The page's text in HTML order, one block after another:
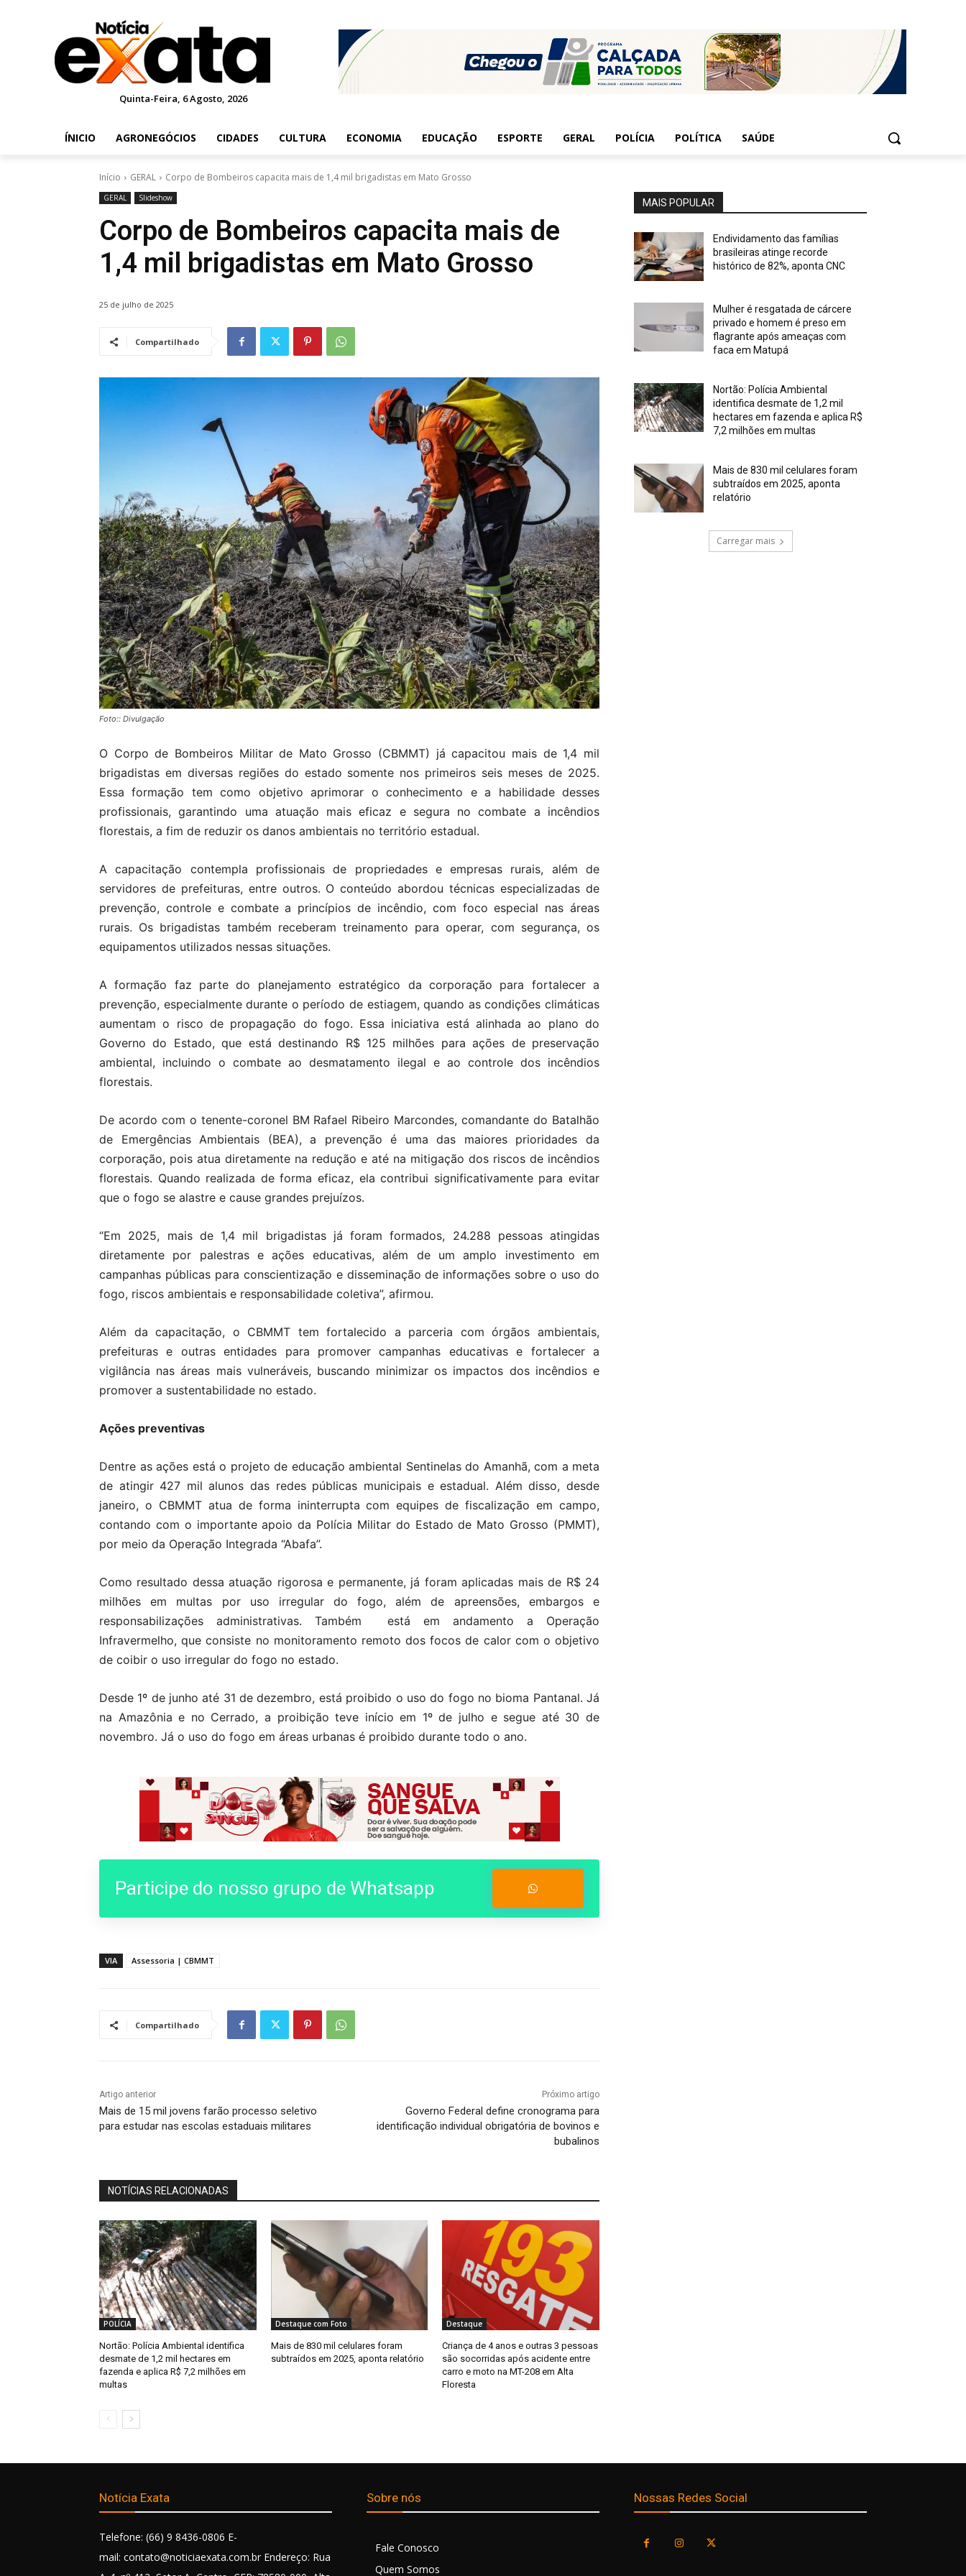
Quinta-Feira, 6 Agosto, 2026
ÍNICIO AGRONEGÓCIOS CIDADES CULTURA ECONOMIA EDUCAÇÃO ESPORTE GERAL POLÍCIA POLÍTICA SAÚDE
Início GERAL Corpo de Bombeiros capacita mais de 1,4 mil brigadistas em Mato Grosso
GERAL Slideshow
Corpo de Bombeiros capacita mais de
1,4 mil brigadistas em Mato Grosso
25 de julho de 2025
Compartilhado
Foto:: Divulgação
O Corpo de Bombeiros Militar de Mato Grosso (CBMMT) já capacitou mais de 1,4 mil
brigadistas em diversas regiões do estado somente nos primeiros seis meses de 2025.
Essa formação tem como objetivo aprimorar o conhecimento e a habilidade desses
profissionais, garantindo uma atuação mais eficaz e segura no combate a incêndios
florestais, a fim de reduzir os danos ambientais no território estadual.
A capacitação contempla profissionais de propriedades e empresas rurais, além de
servidores de prefeituras, entre outros. O conteúdo abordou técnicas especializadas de
prevenção, controle e combate a princípios de incêndio, com foco especial nas áreas
rurais. Os brigadistas também receberam treinamento para operar, com segurança, os
equipamentos utilizados nessas situações.
A formação faz parte do planejamento estratégico da corporação para fortalecer a
prevenção, especialmente durante o período de estiagem, quando as condições climáticas
aumentam o risco de propagação do fogo. Essa iniciativa está alinhada ao plano do
Governo do Estado, que está destinando R$ 125 milhões para ações de preservação
ambiental, incluindo o combate ao desmatamento ilegal e ao controle dos incêndios
florestais.
De acordo com o tenente-coronel BM Rafael Ribeiro Marcondes, comandante do Batalhão
de Emergências Ambientais (BEA), a prevenção é uma das maiores prioridades da
corporação, pois atua diretamente na redução e até na mitigação dos riscos de incêndios
florestais. Quando realizada de forma eficaz, ela contribui significativamente para evitar
que o fogo se alastre e cause grandes prejuízos.
“Em 2025, mais de 1,4 mil brigadistas já foram formados, 24.288 pessoas atingidas
diretamente por palestras e ações educativas, além de um amplo investimento em
campanhas públicas para conscientização e disseminação de informações sobre o uso do
fogo, riscos ambientais e responsabilidade coletiva”, afirmou.
Além da capacitação, o CBMMT tem fortalecido a parceria com órgãos ambientais,
prefeituras e outras entidades para promover campanhas educativas e fortalecer a
vigilância nas áreas mais vulneráveis, buscando minimizar os impactos dos incêndios e
promover a sustentabilidade no estado.
Ações preventivas
Dentre as ações está o projeto de educação ambiental Sentinelas do Amanhã, com a meta
de atingir 427 mil alunos das redes públicas municipais e estadual. Além disso, desde
janeiro, o CBMMT atua de forma ininterrupta com equipes de fiscalização em campo,
contando com o importante apoio da Polícia Militar do Estado de Mato Grosso (PMMT),
por meio da Operação Integrada “Abafa”.
Como resultado dessa atuação rigorosa e permanente, já foram aplicadas mais de R$ 24
milhões em multas por uso irregular do fogo, além de apreensões, embargos e
responsabilizações administrativas. Também está em andamento a Operação
Infravermelho, que consiste no monitoramento remoto dos focos de calor com o objetivo
de coibir o uso irregular do fogo no estado.
Desde 1º de junho até 31 de dezembro, está proibido o uso do fogo no bioma Pantanal. Já
na Amazônia e no Cerrado, a proibição teve início em 1º de julho e segue até 30 de
novembro. Já o uso do fogo em áreas urbanas é proibido durante todo o ano.
Participe do nosso grupo de Whatsapp
VIA Assessoria | CBMMT
Compartilhado
Artigo anterior
Mais de 15 mil jovens farão processo seletivo
para estudar nas escolas estaduais militares
Próximo artigo
Governo Federal define cronograma para
identificação individual obrigatória de bovinos e
bubalinos
NOTÍCIAS RELACIONADAS
POLÍCIA
Nortão: Polícia Ambiental identifica
desmate de 1,2 mil hectares em
fazenda e aplica R$ 7,2 milhões em
multas
Destaque com Foto
Mais de 830 mil celulares foram
subtraídos em 2025, aponta relatório
Destaque
Criança de 4 anos e outras 3 pessoas
são socorridas após acidente entre
carro e moto na MT-208 em Alta
Floresta
MAIS POPULAR
Endividamento das famílias
brasileiras atinge recorde
histórico de 82%, aponta CNC
Mulher é resgatada de cárcere
privado e homem é preso em
flagrante após ameaças com
faca em Matupá
Nortão: Polícia Ambiental
identifica desmate de 1,2 mil
hectares em fazenda e aplica R$
7,2 milhões em multas
Mais de 830 mil celulares foram
subtraídos em 2025, aponta
relatório
Carregar mais
Notícia Exata
Telefone: (66) 9 8436-0806 E-
mail: contato@noticiaexata.com.br Endereço: Rua
Sobre nós
Fale Conosco
Quem Somos
Nossas Redes Social